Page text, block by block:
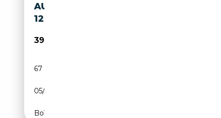
AUTO, FISCALE WAARDE €
12.000,- (€ 33.0
39 950€
67 624 km
05/2005
Boîte automatique